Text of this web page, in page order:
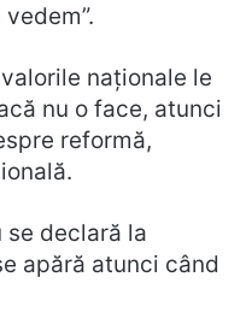
naționale le
nu o face, atunci
reformă,
declară la
apără atunci când